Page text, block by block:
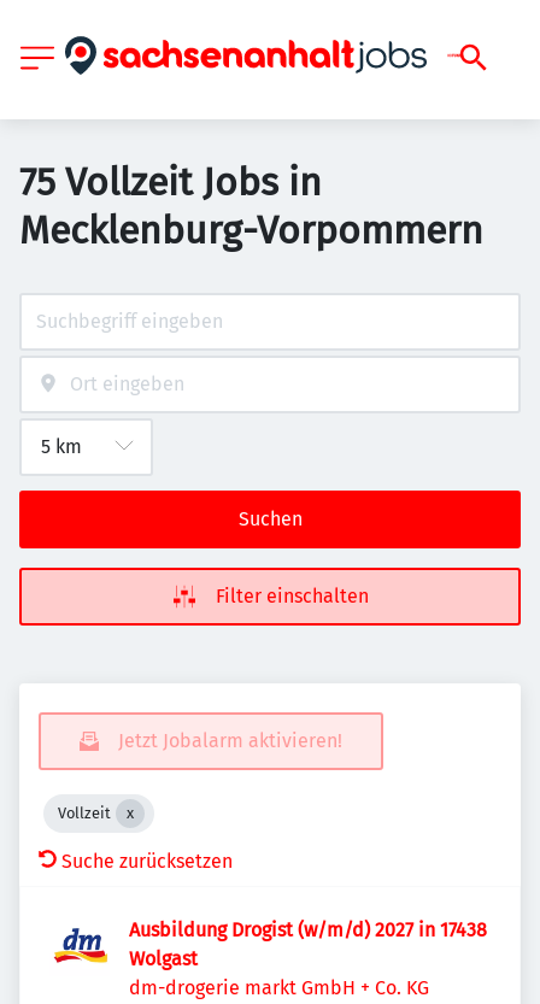
75 Vollzeit Jobs in
Mecklenburg-Vorpommern
Suchen
Filter einschalten
Jetzt Jobalarm aktivieren!
Vollzeit
Suche zurücksetzen
Ausbildung Drogist (w/m/d) 2027 in 17438
Wolgast
dm-drogerie markt GmbH + Co. KG